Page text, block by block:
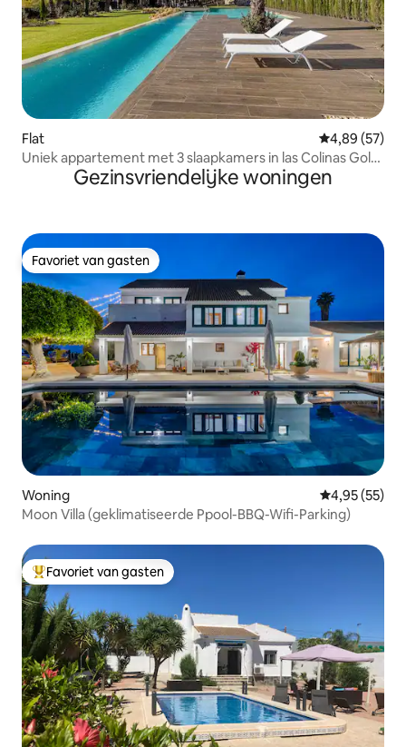
Flat Gemiddelde
4,89 (57)
Uniek appartement met 3 slaapkamers in las Colinas Golf
Gezinsvriendelijke woningen
Favoriet van gasten
Favoriet van gasten
Woning Gemiddelde
4,95 (55)
Moon Villa (geklimatiseerde Ppool-BBQ-Wifi-Parking)
Topfavoriet van gasten
Favoriet van gasten